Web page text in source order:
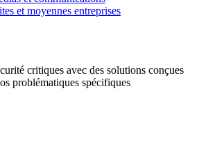
et moyennes entreprises
critiques avec des solutions conçues
problématiques spécifiques